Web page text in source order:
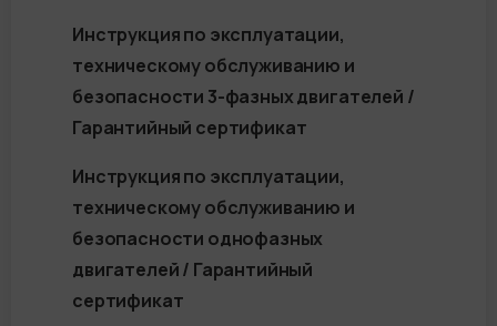
Инструкция по эксплуатации,
техническому обслуживанию и
безопасности 3-фазных двигателей /
Гарантийный сертификат
Инструкция по эксплуатации,
техническому обслуживанию и
безопасности однофазных
двигателей / Гарантийный
сертификат